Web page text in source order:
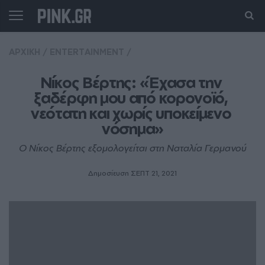
Νίκος Βέρτης: «Έχασα την
ξαδέρφη μου από κορονοϊό,
νεότατη και χωρίς υποκείμενο
νόσημα»
Ο Νίκος Βέρτης εξομολογείται στη Ναταλία Γερμανού
Δημοσίευση ΣΕΠΤ 21, 2021